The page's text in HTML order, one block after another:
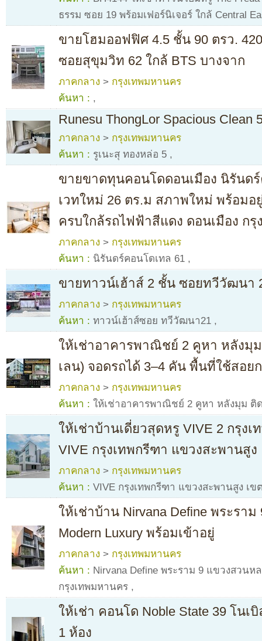
ธรรม ซอย 19 พร้อมเฟอร์นิเจอร์ ใกล้ Central
ขายโฮมออฟฟิศ 4.5 ชั้น 90 ตรว.
ซอยสุขุมวิท 62 ใกล้ BTS บางจาก
ภาคกลาง > กรุงเทพมหานคร
ค้นหา : ,
Runesu ThongLor Spacious Clean
ภาคกลาง > กรุงเทพมหานคร
ค้นหา : รูเนะสุ ทองหล่อ 5 ,
ขายขาดทุนคอนโดดอนเมือง นิรันด
เวทใหม่ 26 ตร.ม สภาพใหม่ พร้อมอ
ครบใกล้รถไฟฟ้าสีแดง ดอนเมือง กรุ
ภาคกลาง > กรุงเทพมหานคร
ค้นหา : นิรันดร์คอนโดเทล 61 ,
ขายทาวน์เฮ้าส์ 2 ชั้น ซอยทวีวัฒนา
ภาคกลาง > กรุงเทพมหานคร
ค้นหา : ทาวน์เฮ้าส์ซอย ทวีวัฒนา21 ,
ให้เช่าอาคารพาณิชย์ 2 คูหา หลังมุ
เลน) จอดรถได้ 3–4 คัน พื้นที่ใช้สอย
ภาคกลาง > กรุงเทพมหานคร
ค้นหา : ให้เช่าอาคารพาณิชย์ 2 คูหา หลังมุม ติ
ให้เช่าบ้านเดี่ยวสุดหรู VIVE 2 กรุงเ
VIVE กรุงเทพกรีฑา แขวงสะพานสูง
ภาคกลาง > กรุงเทพมหานคร
ค้นหา : VIVE กรุงเทพกรีฑา แขวงสะพานสูง เข
ให้เช่าบ้าน Nirvana Define พระรา
Modern Luxury พร้อมเข้าอยู่
ภาคกลาง > กรุงเทพมหานคร
ค้นหา : Nirvana Define พระราม 9 แขวงสวนห
กรุงเทพมหานคร ,
ให้เช่า คอนโด Noble State 39 โนเ
1 ห้อง